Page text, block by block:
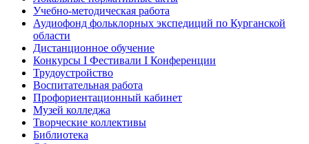
Учебно-методическая работа
Аудиофонд фольклорных экспедиций по Курганской
области
Дистанционное обучение
Конкурсы I Фестивали I Конференции
Трудоустройство
Воспитательная работа
Профориентационный кабинет
Музей колледжа
Творческие коллективы
Библиотека